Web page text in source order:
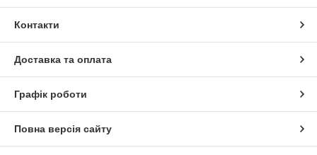
Контакти
Доставка та оплата
Графік роботи
Повна версія сайту